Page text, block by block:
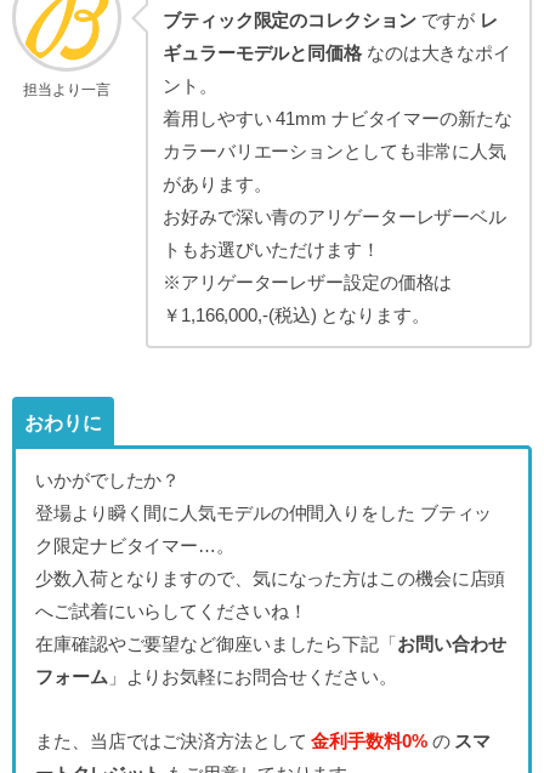
担当より一言
ブティック限定のコレクションですが レ
ギュラーモデルと同価格なのは大きなポイ
ント。
着用しやすい 41mm ナビタイマーの新たな
カラーバリエーションとしても非常に人気
があります。
お好みで深い青のアリゲーターレザーベル
トもお選びいただけます！
※アリゲーターレザー設定の価格は
￥1,166,000,-(税込) となります。
おわりに
いかがでしたか？
登場より瞬く間に人気モデルの仲間入りをした ブティッ
ク限定ナビタイマー…。
少数入荷となりますので、気になった方はこの機会に店頭
へご試着にいらしてくださいね！
在庫確認やご要望など御座いましたら下記「お問い合わせ
フォーム 」よりお気軽にお問合せください。
また、当店ではご決済方法として金利手数料0% の スマ